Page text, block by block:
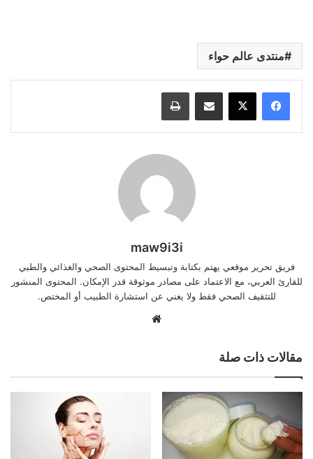
منتدى عالم حواء
مشاركة عبر البريد طباعة
maw9i3i
فريق تحرير موقعي يهتم بكتابة وتبسيط المحتوى الصحي والغذائي والطبي
للقارئ العربي، مع الاعتماد على مصادر موثوقة قدر الإمكان. المحتوى المنشور
للتثقيف الصحي فقط ولا يغني عن استشارة الطبيب أو المختص.
مقالات ذات صلة